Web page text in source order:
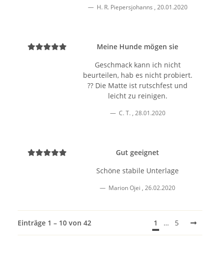
H. R. Piepersjohanns , 20.01.2020
Meine Hunde mögen sie
Geschmack kann ich nicht
beurteilen, hab es nicht probiert.
?? Die Matte ist rutschfest und
leicht zu reinigen.
C. T. , 28.01.2020
Gut geeignet
Schöne stabile Unterlage
Marion Ojei , 26.02.2020
Einträge 1 – 10 von 42 1 … 5